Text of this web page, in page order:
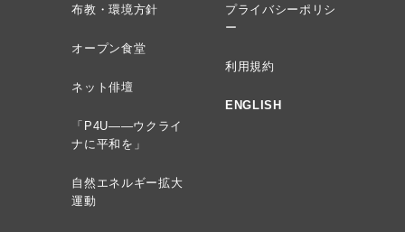
布教・環境方針
オープン食堂
ネット俳壇
「P4U——ウクライ
ナに平和を」
自然エネルギー拡大
運動
プライバシーポリシ
ー
利用規約
ENGLISH